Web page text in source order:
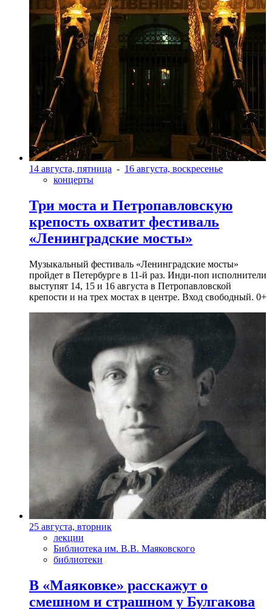
14 августа, пятница - 16 августа, воскресенье
концерты
Три моста и Петропавловскую
крепость охватит фестиваль
«Ленинградские мосты»
Музыкальный фестиваль «Ленинградские мосты»
пройдет в Петербурге в 11-й раз. Инди-поп исполнители
выступят 14, 15 и 16 августа в Петропавловской
крепости и на трех мостах в центре. Вход свободный. 0+
25 августа, вторник
лекции
Библиотека им. В.В. Маяковского
библиотеки
В «Маяковке» расскажут о
смешном и страшном у Булгакова